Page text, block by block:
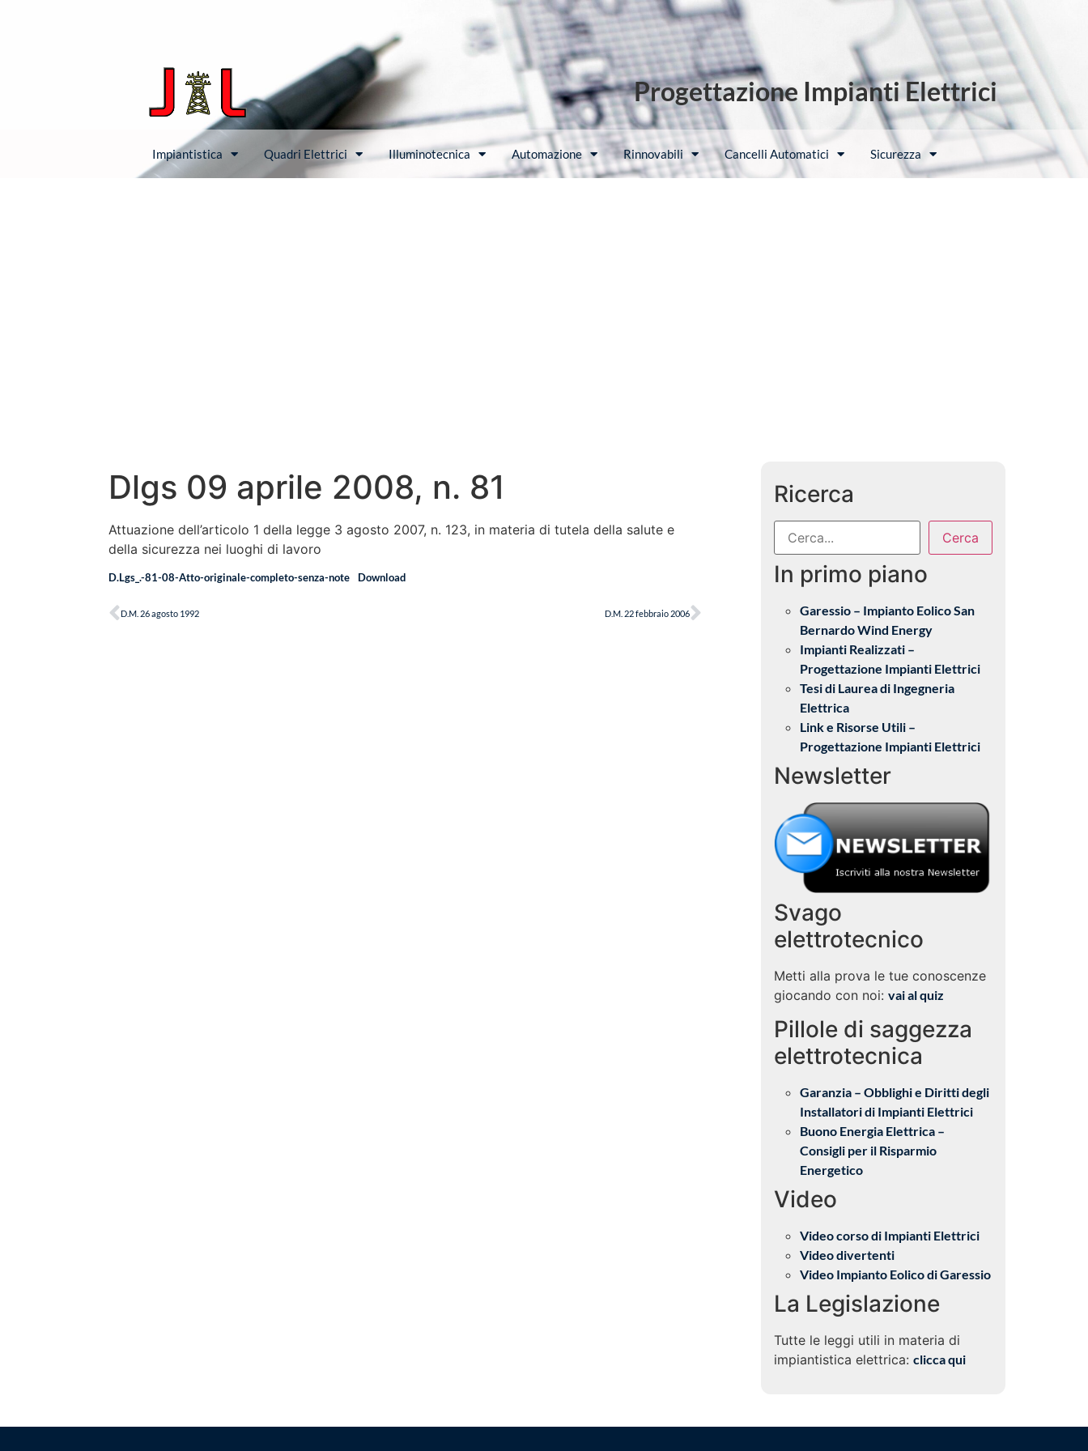
Progettazione Impianti Elettrici
Impiantistica Quadri Elettrici Illuminotecnica Automazione Rinnovabili Cancelli Automatici Sicurezza
Dlgs 09 aprile 2008, n. 81
Attuazione dell’articolo 1 della legge 3 agosto 2007, n. 123, in materia di tutela della salute e
della sicurezza nei luoghi di lavoro
D.Lgs_.-81-08-Atto-originale-completo-senza-note Download
D.M. 26 agosto 1992 D.M. 22 febbraio 2006
Ricerca
Cerca
In primo piano
Garessio – Impianto Eolico San
Bernardo Wind Energy
Impianti Realizzati –
Progettazione Impianti Elettrici
Tesi di Laurea di Ingegneria
Elettrica
Link e Risorse Utili –
Progettazione Impianti Elettrici
Newsletter
Svago
elettrotecnico
Metti alla prova le tue conoscenze
giocando con noi: vai al quiz
Pillole di saggezza
elettrotecnica
Garanzia – Obblighi e Diritti degli
Installatori di Impianti Elettrici
Buono Energia Elettrica –
Consigli per il Risparmio
Energetico
Video
Video corso di Impianti Elettrici
Video divertenti
Video Impianto Eolico di Garessio
La Legislazione
Tutte le leggi utili in materia di
impiantistica elettrica: clicca qui